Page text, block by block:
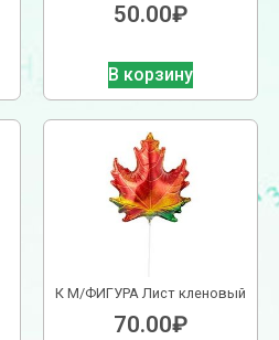
50.00₽
В корзину
К М/ФИГУРА Лист кленовый
70.00₽